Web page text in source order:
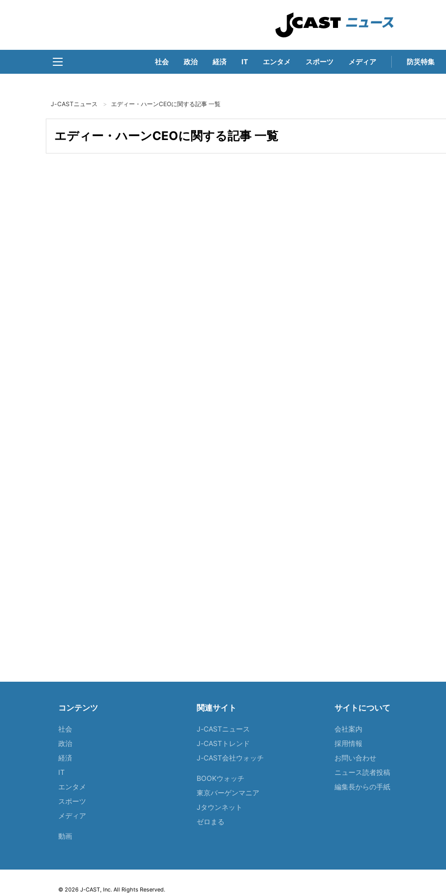
社会 政治 経済 IT エンタメ スポーツ メディア 防災特集
J-CASTニュース エディー・ハーンCEOに関する記事 一覧
エディー・ハーンCEOに関する記事 一覧
コンテンツ
社会
政治
経済
IT
エンタメ
スポーツ
メディア
動画
関連サイト
J-CASTニュース
J-CASTトレンド
J-CAST会社ウォッチ
BOOKウォッチ
東京バーゲンマニア
Jタウンネット
ゼロまる
サイトについて
会社案内
採用情報
お問い合わせ
ニュース読者投稿
編集長からの手紙
© 2026 J-CAST, Inc. All Rights Reserved.